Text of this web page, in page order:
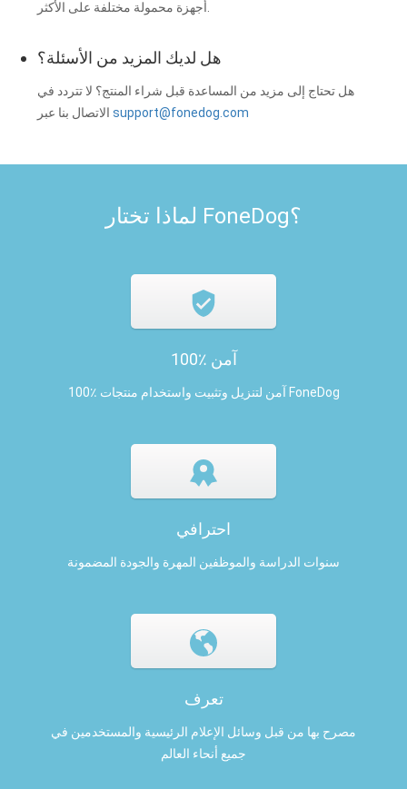
أجهزة محمولة مختلفة على الأكثر.
هل لديك المزيد من الأسئلة؟
هل تحتاج إلى مزيد من المساعدة قبل شراء المنتج؟ لا تتردد في
الاتصال بنا عبرsupport@fonedog.com
لماذا تختار FoneDog؟
100٪ آمن
100٪ آمن لتنزيل وتثبيت واستخدام منتجات FoneDog
احترافي
سنوات الدراسة والموظفين المهرة والجودة المضمونة
تعرف
مصرح بها من قبل وسائل الإعلام الرئيسية والمستخدمين في
جميع أنحاء العالم